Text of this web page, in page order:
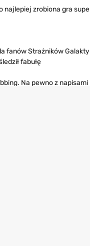
najlepiej zrobiona gra
fanów Strażników
fabułę
Na pewno z napisami